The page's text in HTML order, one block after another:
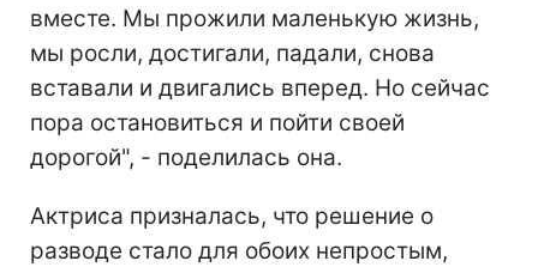
вместе. Мы прожили маленькую жизнь,
мы росли, достигали, падали, снова
вставали и двигались вперед. Но сейчас
пора остановиться и пойти своей
дорогой", - поделилась она.
Актриса призналась, что решение о
разводе стало для обоих непростым,